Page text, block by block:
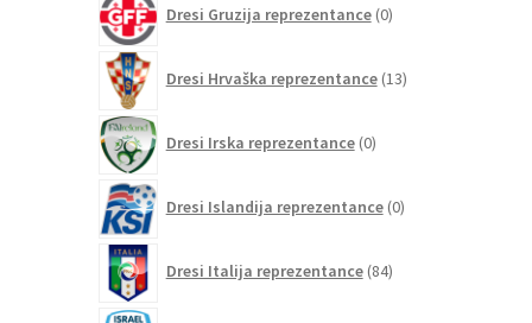
Dresi Gruzija reprezentance 0izdelkov
Dresi Hrvaška reprezentance 13izdelkov
Dresi Irska reprezentance 0izdelkov
Dresi Islandija reprezentance 0izdelkov
Dresi Italija reprezentance 84izdelkov